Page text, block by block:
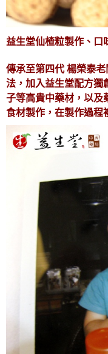
益生堂仙楂粒製作、口
傳承至第四代 楊榮泰
法，加入益生堂配方獨
子等高貴中藥材，以及
食材製作，在製作過程